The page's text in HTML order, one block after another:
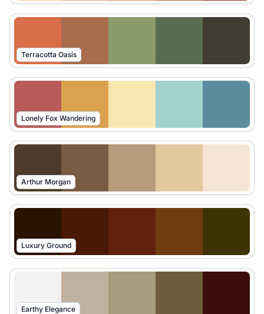
Terracotta Oasis
Lonely Fox Wandering
Arthur Morgan
Luxury Ground
Earthy Elegance